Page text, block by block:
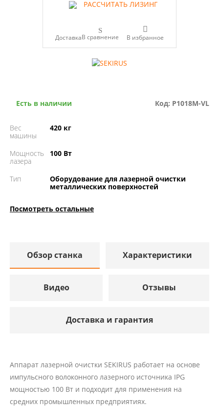
Есть в наличии Код: P1018М-VL
Вес
машины
420 кг
Мощность
лазера
100 Вт
Тип
Оборудование для лазерной очистки
металлических поверхностей
Посмотреть остальные
РАССЧИТАТЬ ЛИЗИНГ
ДоставкаВ сравнение
Обзор станка Характеристики
Видео Отзывы
Доставка и гарантия
Аппарат лазерной очистки SEKIRUS работает на основе
импульсного волоконного лазерного источника IPG
мощностью 100 Вт и подходит для применения на
средних промышленных предприятиях.